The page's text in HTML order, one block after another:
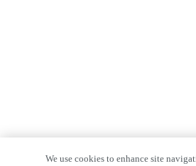
We use cookies to enhance site